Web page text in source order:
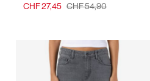
CHF 27,45 CHF 54,90